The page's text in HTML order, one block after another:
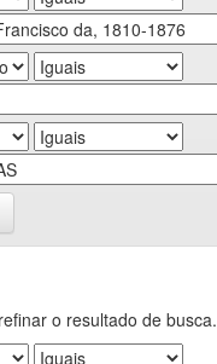
o resultado de busca.